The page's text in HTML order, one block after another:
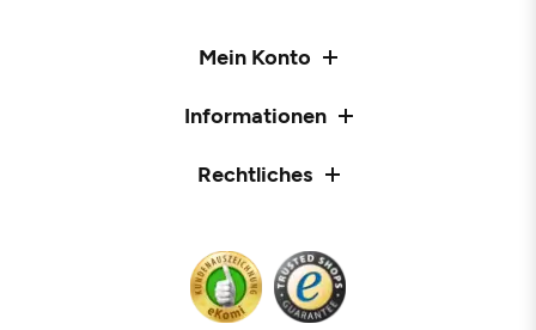
Mein Konto
Informationen
Rechtliches